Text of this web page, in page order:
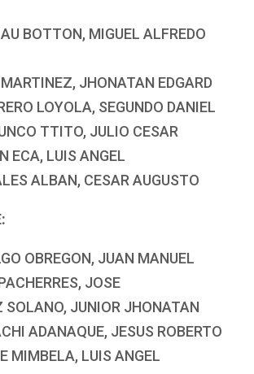
BOTTON, MIGUEL ALFREDO
JHONATAN EDGARD
LOYOLA, SEGUNDO DANIEL
TTITO, JULIO CESAR
ECA, LUIS ANGEL
ALBAN, CESAR AUGUSTO
OBREGON, JUAN MANUEL
JOSE
JUNIOR JHONATAN
ADANAQUE, JESUS ROBERTO
MIMBELA, LUIS ANGEL